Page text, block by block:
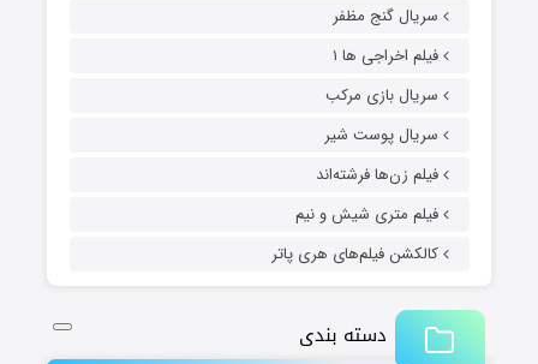
سریال گنج مظفر
فیلم اخراجی ها ۱
سریال بازی مرکب
سریال پوست شیر
فیلم زن‌ها فرشته‌اند
فیلم متری شیش و نیم
کالکشن فیلم‌های هری پاتر
دسته بندی